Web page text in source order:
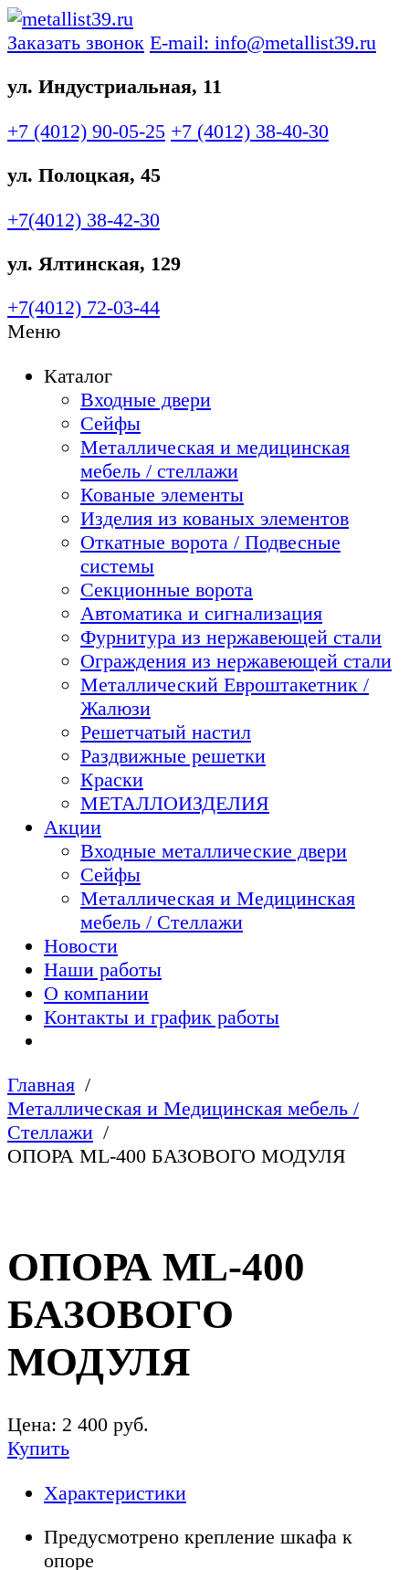
Заказать звонок E-mail: info@metallist39.ru
ул. Индустриальная, 11
+7 (4012) 90-05-25 +7 (4012) 38-40-30
ул. Полоцкая, 45
+7(4012) 38-42-30
ул. Ялтинская, 129
+7(4012) 72-03-44
Меню
Каталог
Входные двери
Сейфы
Металлическая и медицинская
мебель / стеллажи
Кованые элементы
Изделия из кованых элементов
Откатные ворота / Подвесные
системы
Секционные ворота
Автоматика и сигнализация
Фурнитура из нержавеющей стали
Ограждения из нержавеющей стали
Металлический Евроштакетник /
Жалюзи
Решетчатый настил
Раздвижные решетки
Краски
МЕТАЛЛОИЗДЕЛИЯ
Акции
Входные металлические двери
Сейфы
Металлическая и Медицинская
мебель / Стеллажи
Новости
Наши работы
О компании
Контакты и график работы
Главная
Металлическая и Медицинская мебель /
Стеллажи
ОПОРА ML-400 БАЗОВОГО МОДУЛЯ
ОПОРА ML-400
БАЗОВОГО
МОДУЛЯ
Цена: 2 400 руб.
Купить
Характеристики
Предусмотрено крепление шкафа к
опоре